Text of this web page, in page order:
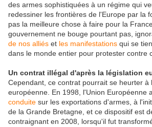
des armes sophistiquées à un régime qui
redessiner les frontières de l'Europe par la
pas la meilleure chose à faire pour la
gouvernement ne bouge pourtant pas,
de nos alliés et les manifestations qui se
dans le monde entier pour protester contre
Un contrat illégal d'après la législation
Cependant, ce contrat pourrait se heurter à
européenne. En 1998, l'Union Européenne
conduite sur les exportations d'armes, à
de la Grande Bretagne, et ce dispositif est
contraignant en 2008, lorsqu'il fut